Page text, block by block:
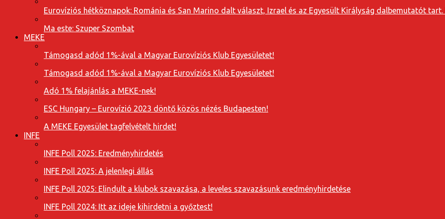
Eurovíziós hétköznapok: Románia és San Marino dalt választ, Izrael és az Egyesült Királyság dalbemutatót tart.
Ma este: Szuper Szombat
MEKE
Támogasd adód 1%-ával a Magyar Eurovíziós Klub Egyesületet!
Támogasd adód 1%-ával a Magyar Eurovíziós Klub Egyesületet!
Adó 1% felajánlás a MEKE-nek!
ESC Hungary – Eurovízió 2023 döntő közös nézés Budapesten!
A MEKE Egyesület tagfelvételt hirdet!
INFE
INFE Poll 2025: Eredményhirdetés
INFE Poll 2025: A jelenlegi állás
INFE Poll 2025: Elindult a klubok szavazása, a leveles szavazásunk eredményhirdetése
INFE Poll 2024: Itt az ideje kihirdetni a győztest!